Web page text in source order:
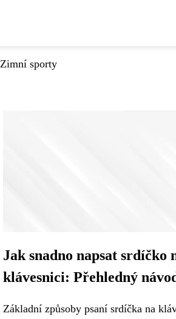
Zimní sporty
Jak snadno napsat srdíčko
klávesnici: Přehledný
Základní způsoby psaní srdíčka na